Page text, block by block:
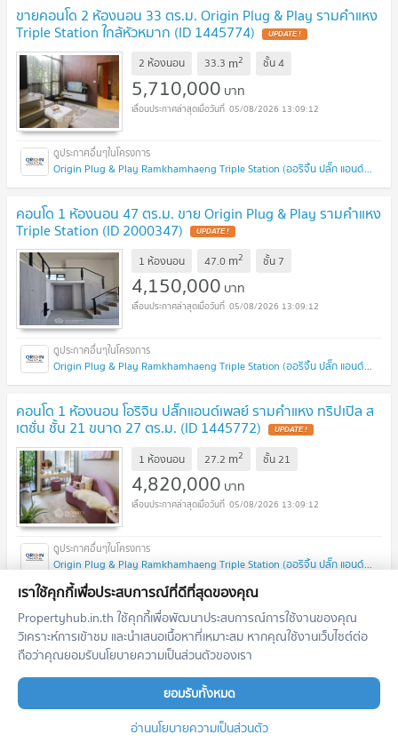
ขายคอนโด 2 ห้องนอน 33 ตร.ม. Origin Plug & Play รามคำแหง
Triple Station ใกล้หัวหมาก (ID 1445774) UPDATE !
2 ห้องนอน 33.3 m2 ชั้น4
5,710,000 บาท
05/08/2026 13:09:12
Origin Plug & Play Ramkhamhaeng Triple Station (ออริจิ้น ปลั๊ก แอนด์ เพลย์ รามคำแหง ทริปเปิ้ล สเตชั่น)
คอนโด 1 ห้องนอน 47 ตร.ม. ขาย Origin Plug & Play รามคำแหง
Triple Station (ID 2000347) UPDATE !
1 ห้องนอน 47.0 m2 ชั้น 7
4,150,000 บาท
05/08/2026 13:09:12
Origin Plug & Play Ramkhamhaeng Triple Station (ออริจิ้น ปลั๊ก แอนด์ เพลย์ รามคำแหง ทริปเปิ้ล สเตชั่น)
คอนโด 1 ห้องนอน โอริจิน ปลั๊กแอนด์เพลย์ รามคำแหง ทริปเปิล ส
เตชั่น ชั้น 21 ขนาด 27 ตร.ม. (ID 1445772) UPDATE !
1 ห้องนอน 27.2 m2 ชั้น21
4,820,000 บาท
05/08/2026 13:09:12
Origin Plug & Play Ramkhamhaeng Triple Station (ออริจิ้น ปลั๊ก แอนด์ เพลย์ รามคำแหง ทริปเปิ้ล สเตชั่น)
ก่อนหน้า 1 2
เอเจ้นท์แนะนำประจำโครงการ
ตำแหน่งนี้ยังว่างอยู่
สมัครเป็นนายหน้าแนะนำในพื้นที่นี้
เพิ่มโอกาสสอบถาม รับฝาก เช่า/ขาย อสังหาฯ
เราใช้คุกกี้เพื่อประสบการณ์ที่ดีที่สุดของคุณ
Propertyhub.in.th ใช้คุกกี้เพื่อพัฒนาประสบการณ์การใช้งานของคุณ
วิเคราะห์การเข้าชม และนำเสนอเนื้อหาที่เหมาะสม หากคุณใช้งานเว็บไซต์ต่อ
ถือว่าคุณยอมรับนโยบายความเป็นส่วนตัวของเรา
ยอมรับทั้งหมด
อ่านนโยบายความเป็นส่วนตัว